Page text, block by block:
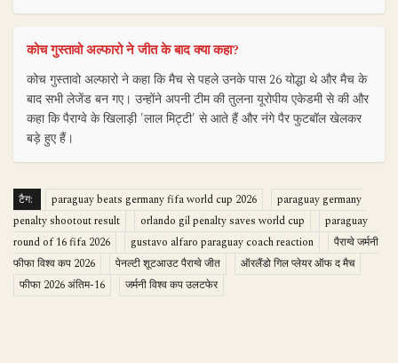
कोच गुस्तावो अल्फारो ने जीत के बाद क्या कहा?
कोच गुस्तावो अल्फारो ने कहा कि मैच से पहले उनके पास 26 योद्धा थे और मैच के
बाद सभी लेजेंड बन गए। उन्होंने अपनी टीम की तुलना यूरोपीय एकेडमी से की और
कहा कि पैराग्वे के खिलाड़ी 'लाल मिट्टी' से आते हैं और नंगे पैर फुटबॉल खेलकर
बड़े हुए हैं।
टैग: paraguay beats germany fifa world cup 2026
paraguay germany
penalty shootout result
orlando gil penalty saves world cup
paraguay
round of 16 fifa 2026
gustavo alfaro paraguay coach reaction
पैराग्वे जर्मनी
फीफा विश्व कप 2026
पेनल्टी शूटआउट पैराग्वे जीत
ऑरलैंडो गिल प्लेयर ऑफ द मैच
फीफा 2026 अंतिम-16
जर्मनी विश्व कप उलटफेर